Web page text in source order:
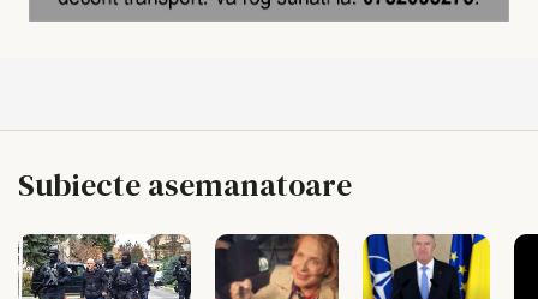
Subiecte asemanatoare